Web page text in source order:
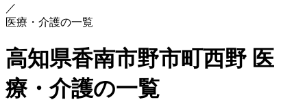
／
医療・介護の一覧
高知県香南市野市町西野 医
療・介護の一覧